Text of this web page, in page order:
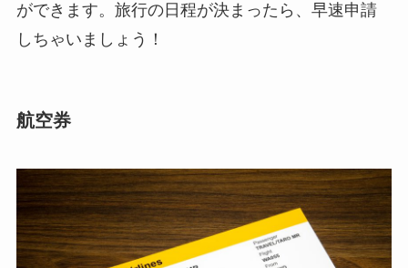
ができます。旅行の日程が決まったら、早速申請
しちゃいましょう！
航空券